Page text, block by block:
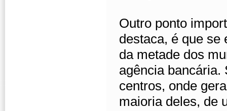
Outro ponto
destaca, é que se
da metade dos
agência bancária.
centros, onde
maioria deles, de